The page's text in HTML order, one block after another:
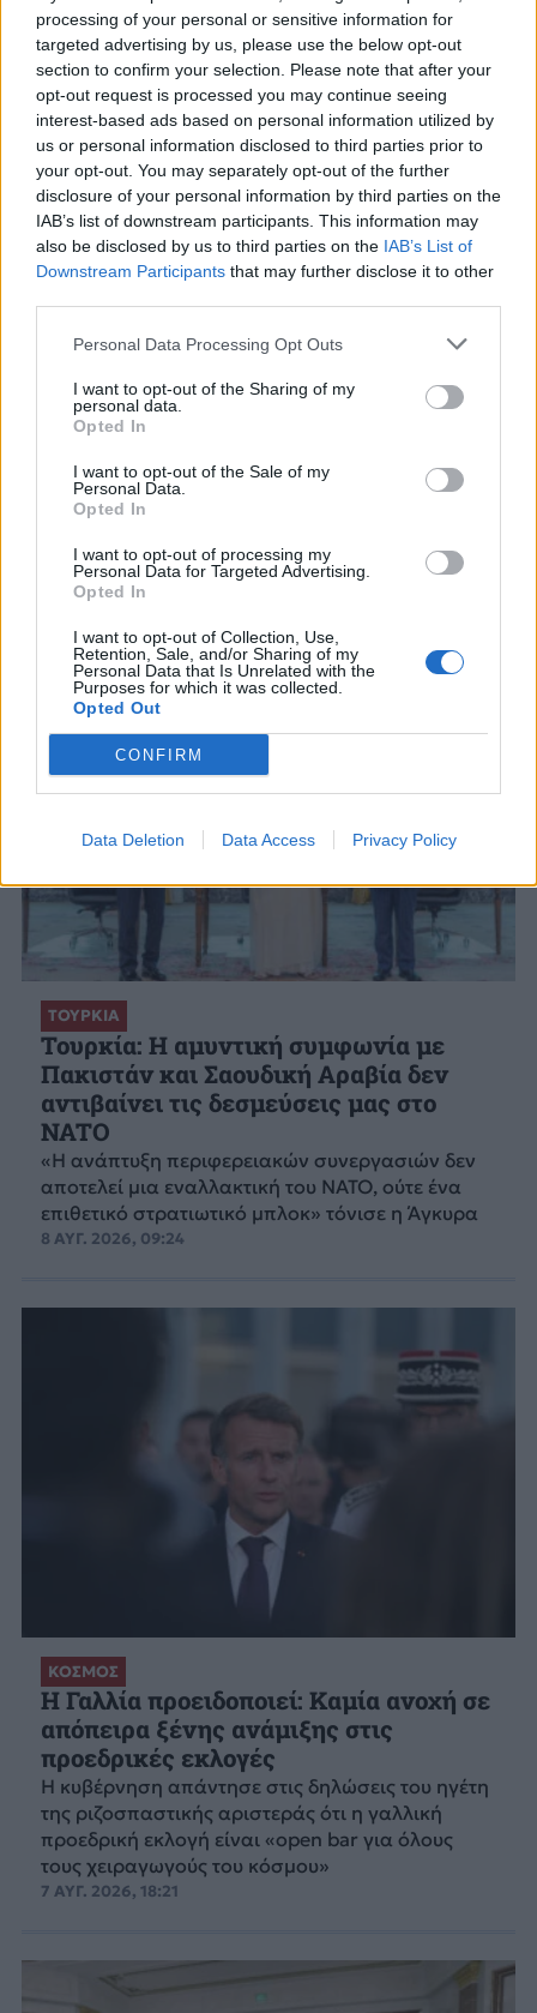
processing of your personal or sensitive information for
targeted advertising by us, please use the below opt-out
section to confirm your selection. Please note that after your
opt-out request is processed you may continue seeing
interest-based ads based on personal information utilized by
us or personal information disclosed to third parties prior to
your opt-out. You may separately opt-out of the further
disclosure of your personal information by third parties on the
IAB’s list of downstream participants. This information may
also be disclosed by us to third parties on the IAB’s List of
Downstream Participants that may further disclose it to other
Personal Data Processing Opt Outs
I want to opt-out of the Sharing of my
personal data.
Opted In
I want to opt-out of the Sale of my
Personal Data.
Opted In
I want to opt-out of processing my
Personal Data for Targeted Advertising.
Opted In
I want to opt-out of Collection, Use,
Retention, Sale, and/or Sharing of my
Personal Data that Is Unrelated with the
Purposes for which it was collected.
Opted Out
CONFIRM
Data Deletion Data Access Privacy Policy
ελληνική παρουσία –
Μήνυμα της Αθήνας στο
Ριάντ
δυστύχημα
συντονισμός
μοντέλο
ΔΙΑΦΗΜΙΣΗ
ΣΧΕΤΙΚΑ ΑΡΘΡΑ
ΤΟΥΡΚΙΑ
Τουρκία: Η αμυντική συμφωνία με
Πακιστάν και Σαουδική Αραβία δεν
αντιβαίνει τις δεσμεύσεις μας στο
NATO
«Η ανάπτυξη περιφερειακών συνεργασιών δεν
αποτελεί μια εναλλακτική του ΝΑΤΟ, ούτε ένα
επιθετικό στρατιωτικό μπλοκ» τόνισε η Άγκυρα
8 ΑΥΓ. 2026, 09:24
ΚΟΣΜΟΣ
Η Γαλλία προειδοποιεί: Καμία ανοχή σε
απόπειρα ξένης ανάμιξης στις
προεδρικές εκλογές
Η κυβέρνηση απάντησε στις δηλώσεις του ηγέτη
της ριζοσπαστικής αριστεράς ότι η γαλλική
προεδρική εκλογή είναι «open bar για όλους
τους χειραγωγούς του κόσμου»
7 ΑΥΓ. 2026, 18:21